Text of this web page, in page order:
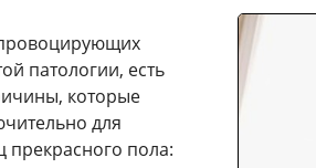
патологии, есть
которые
для
прекрасного пола: